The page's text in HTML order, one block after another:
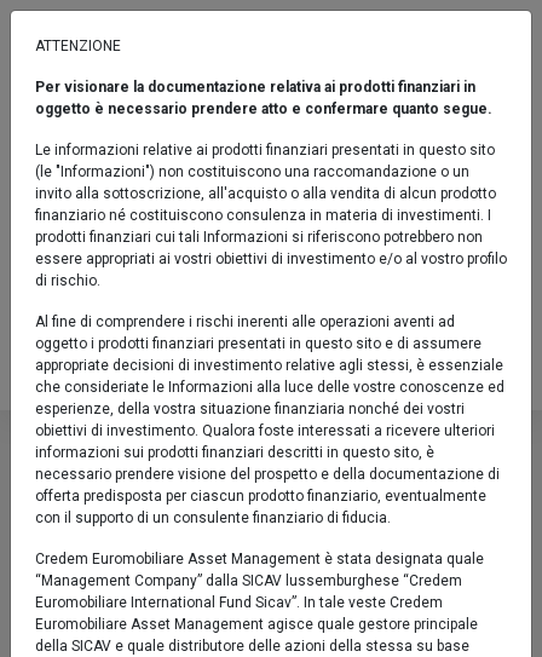
AZIONARI
Eurofundlux Azionario Globale I
Sicav / Azionari / Indicatore sintetico di rischio: 4
Confronta
Fact sheet
LU1492371270
Valore Quota al 06/08/2026:23,0950 €
Eurofundlux Azionario Globale
Sicav / Azionari / Indicatore sintetico di
Confronta Fact sheet
LU1492371270
Valore Quota al 06/08/2026: 23,0950 €
Descrizione
Il Comparto Eurofundlux Azionario Globale ESG ha
come obiettivo la crescita del capitale investito nel
ATTENZIONE
Per visionare la documentazione relativa ai prodotti finanziari in
oggetto è necessario prendere atto e confermare quanto segue.
Le informazioni relative ai prodotti finanziari presentati in questo sito
(le "Informazioni") non costituiscono una raccomandazione o un
invito alla sottoscrizione, all'acquisto o alla vendita di alcun prodotto
finanziario né costituiscono consulenza in materia di investimenti. I
prodotti finanziari cui tali Informazioni si riferiscono potrebbero non
essere appropriati ai vostri obiettivi di investimento e/o al vostro profilo
di rischio.
Al fine di comprendere i rischi inerenti alle operazioni aventi ad
oggetto i prodotti finanziari presentati in questo sito e di assumere
appropriate decisioni di investimento relative agli stessi, è essenziale
che consideriate le Informazioni alla luce delle vostre conoscenze ed
esperienze, della vostra situazione finanziaria nonché dei vostri
obiettivi di investimento. Qualora foste interessati a ricevere ulteriori
informazioni sui prodotti finanziari descritti in questo sito, è
necessario prendere visione del prospetto e della documentazione di
offerta predisposta per ciascun prodotto finanziario, eventualmente
con il supporto di un consulente finanziario di fiducia.
Credem Euromobiliare Asset Management è stata designata quale
“Management Company” dalla SICAV lussemburghese “Credem
Euromobiliare International Fund Sicav”. In tale veste Credem
Euromobiliare Asset Management agisce quale gestore principale
della SICAV e quale distributore delle azioni della stessa su base